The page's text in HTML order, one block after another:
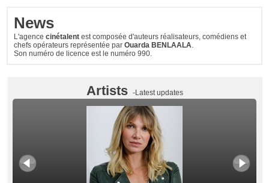
News
L'agencecinétalent est composée d'auteurs réalisateurs, comédiens et
chefs opérateurs représentée parOuarda BENLAALA.
Son numéro de licence est le numéro 990.
Artists -Latest updates